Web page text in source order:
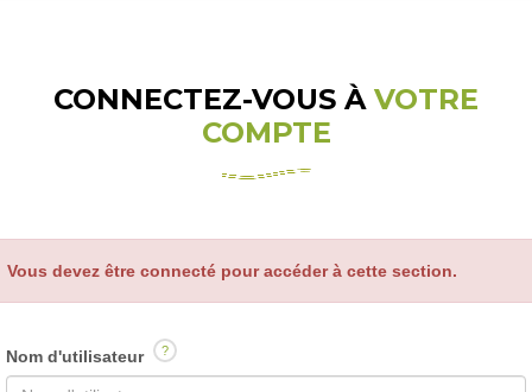
CONNECTEZ-VOUS À VOTRE
COMPTE
Vous devez être connecté pour accéder à cette section.
Nom d'utilisateur ?